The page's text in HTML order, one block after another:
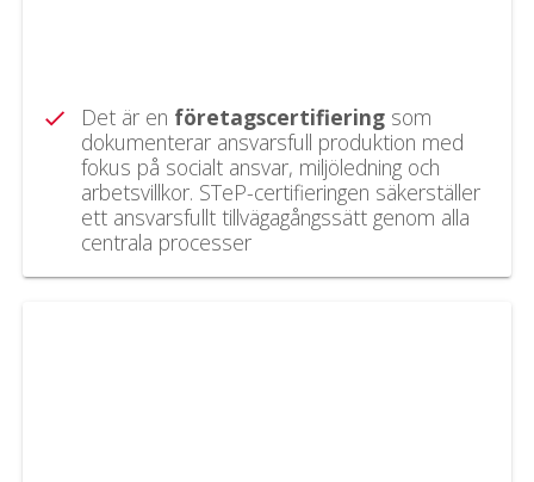
check Det är en företagscertifiering som
dokumenterar ansvarsfull produktion med
fokus på socialt ansvar, miljöledning och
arbetsvillkor. STeP-certifieringen säkerställer
ett ansvarsfullt tillvägagångssätt genom alla
centrala processer